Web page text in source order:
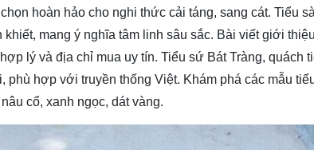
hoàn hảo cho nghi thức cải táng, sang cát. Tiểu
mang ý nghĩa tâm linh sâu sắc. Bài viết giới
lý và địa chỉ mua uy tín. Tiểu sứ Bát Tràng, quách
hợp với truyền thống Việt. Khám phá các mẫu
cổ, xanh ngọc, dát vàng.